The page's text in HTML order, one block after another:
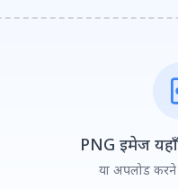
PNG इमेज
या अपलोड